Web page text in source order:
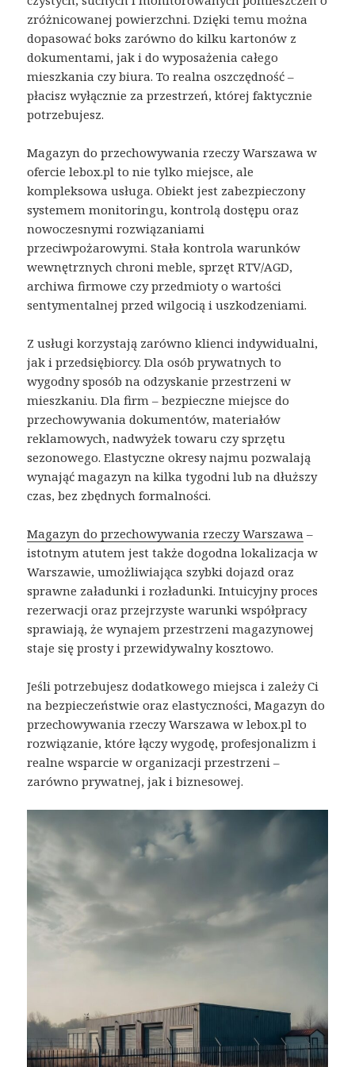
zróżnicowanej powierzchni. Dzięki temu można
dopasować boks zarówno do kilku kartonów z
dokumentami, jak i do wyposażenia całego
mieszkania czy biura. To realna oszczędność –
płacisz wyłącznie za przestrzeń, której faktycznie
potrzebujesz.
Magazyn do przechowywania rzeczy Warszawa w
ofercie lebox.pl to nie tylko miejsce, ale
kompleksowa usługa. Obiekt jest zabezpieczony
systemem monitoringu, kontrolą dostępu oraz
nowoczesnymi rozwiązaniami
przeciwpożarowymi. Stała kontrola warunków
wewnętrznych chroni meble, sprzęt RTV/AGD,
archiwa firmowe czy przedmioty o wartości
sentymentalnej przed wilgocią i uszkodzeniami.
Z usługi korzystają zarówno klienci indywidualni,
jak i przedsiębiorcy. Dla osób prywatnych to
wygodny sposób na odzyskanie przestrzeni w
mieszkaniu. Dla firm – bezpieczne miejsce do
przechowywania dokumentów, materiałów
reklamowych, nadwyżek towaru czy sprzętu
sezonowego. Elastyczne okresy najmu pozwalają
wynająć magazyn na kilka tygodni lub na dłuższy
czas, bez zbędnych formalności.
Magazyn do przechowywania rzeczy Warszawa –
istotnym atutem jest także dogodna lokalizacja w
Warszawie, umożliwiająca szybki dojazd oraz
sprawne załadunki i rozładunki. Intuicyjny proces
rezerwacji oraz przejrzyste warunki współpracy
sprawiają, że wynajem przestrzeni magazynowej
staje się prosty i przewidywalny kosztowo.
Jeśli potrzebujesz dodatkowego miejsca i zależy Ci
na bezpieczeństwie oraz elastyczności, Magazyn do
przechowywania rzeczy Warszawa w lebox.pl to
rozwiązanie, które łączy wygodę, profesjonalizm i
realne wsparcie w organizacji przestrzeni –
zarówno prywatnej, jak i biznesowej.